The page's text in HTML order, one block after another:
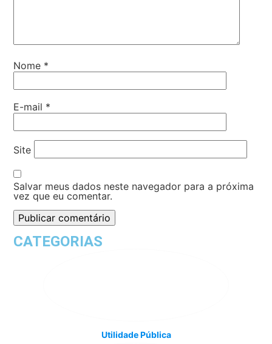
Nome *
E-mail *
Site
Salvar meus dados neste navegador para a próxima
vez que eu comentar.
CATEGORIAS
Utilidade Pública